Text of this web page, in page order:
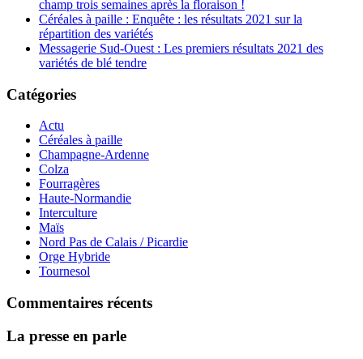
champ trois semaines après la floraison !
Céréales à paille : Enquête : les résultats 2021 sur la
répartition des variétés
Messagerie Sud-Ouest : Les premiers résultats 2021 des
variétés de blé tendre
Catégories
Actu
Céréales à paille
Champagne-Ardenne
Colza
Fourragères
Haute-Normandie
Interculture
Maïs
Nord Pas de Calais / Picardie
Orge Hybride
Tournesol
Commentaires récents
La presse en parle